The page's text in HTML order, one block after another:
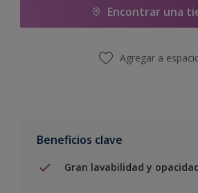
Encontrar una
Agregar a
Beneficios clave
Gran lavabilidad y